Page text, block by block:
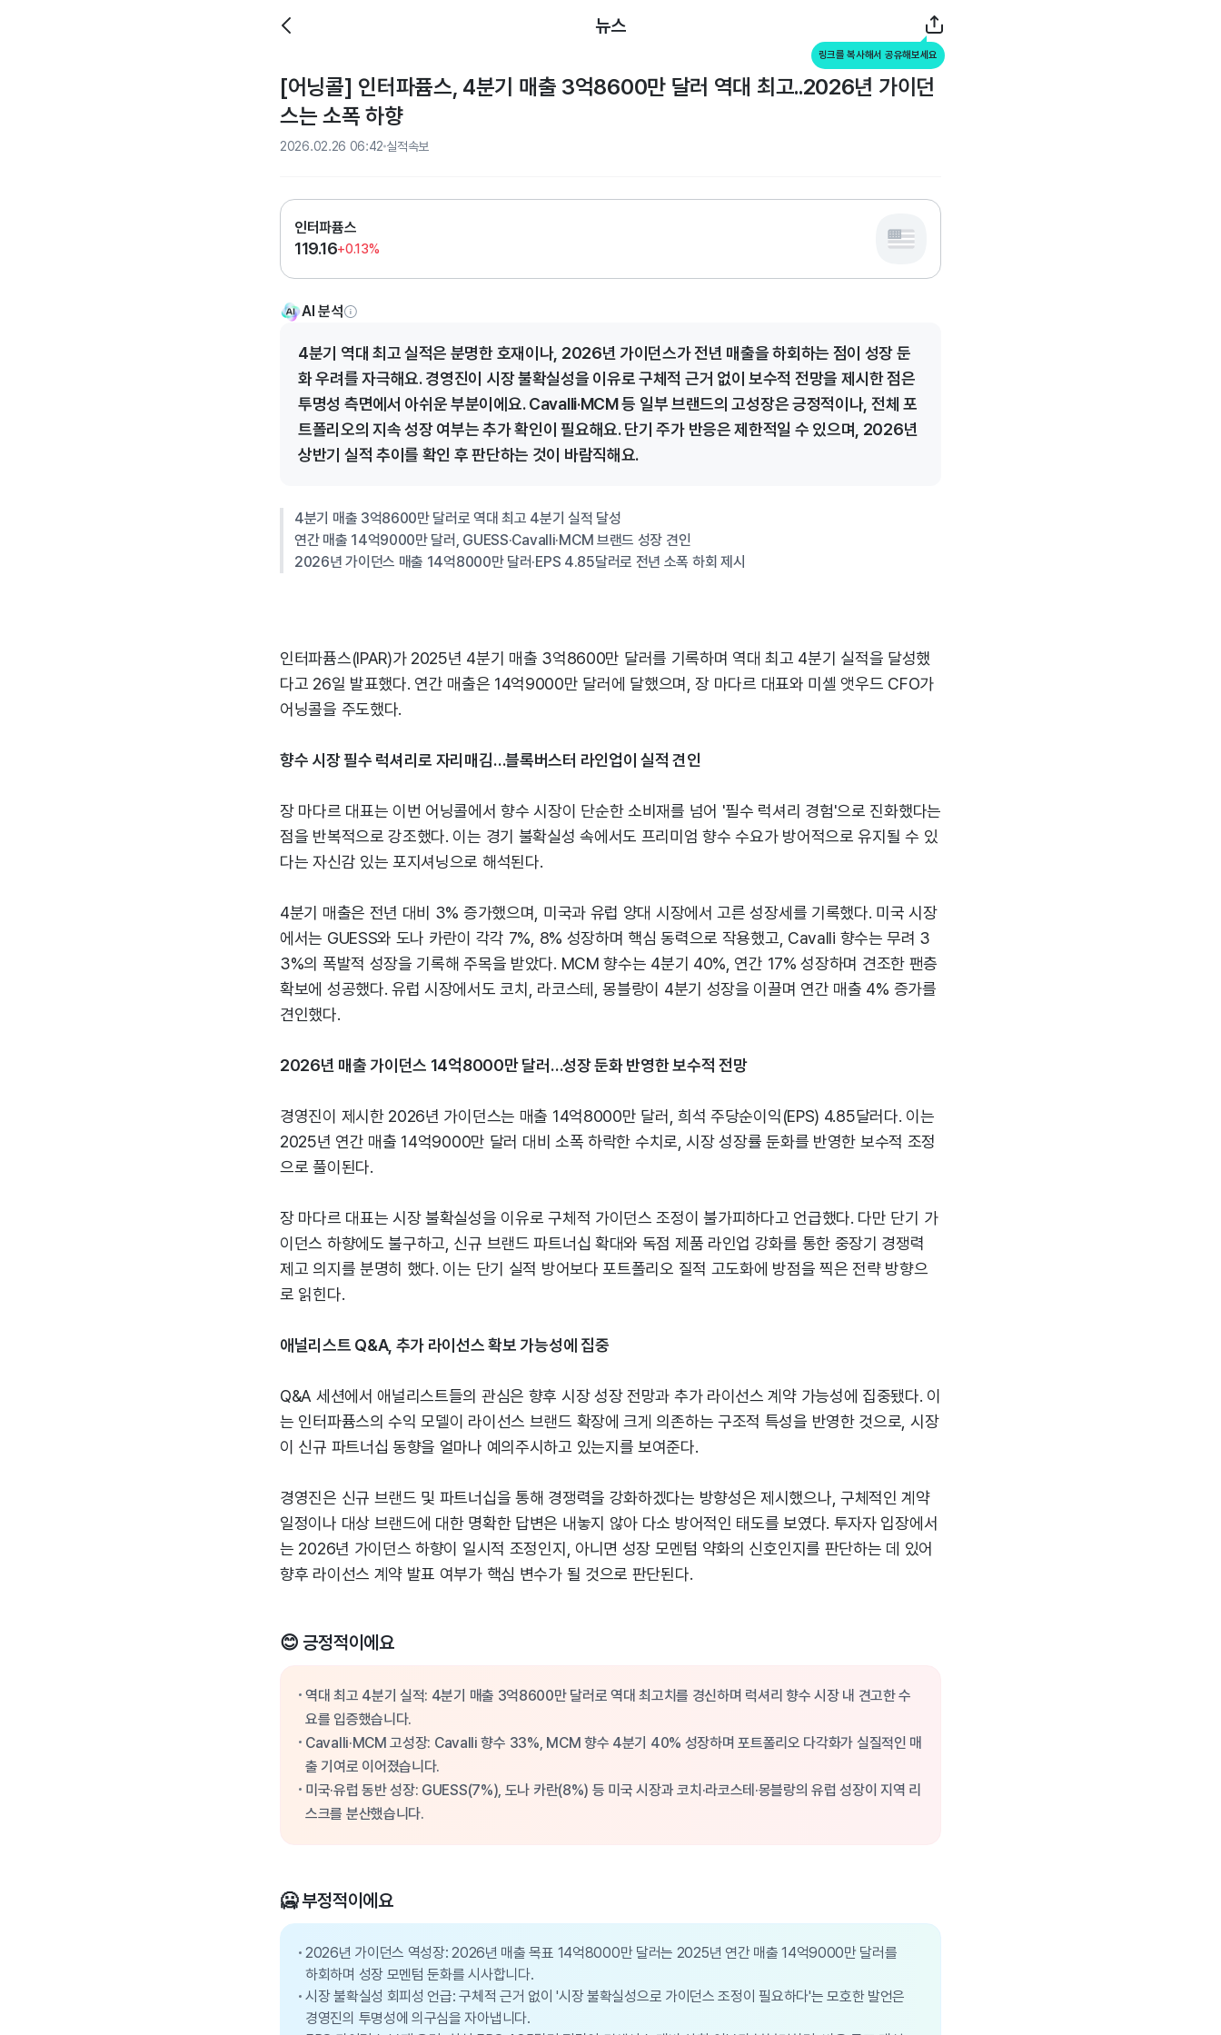
뉴스
링크를 복사해서 공유해보세요
[어닝콜] 인터파퓸스, 4분기 매출 3억8600만 달러 역대 최고..2026년 가이던
스는 소폭 하향
2026.02.26 06:42 실적속보
인터파퓸스
119.16+0.13%
AI 분석
4분기 역대 최고 실적은 분명한 호재이나, 2026년 가이던스가 전년 매출을 하회하는 점이 성장 둔
화 우려를 자극해요. 경영진이 시장 불확실성을 이유로 구체적 근거 없이 보수적 전망을 제시한 점은
투명성 측면에서 아쉬운 부분이에요. Cavalli·MCM 등 일부 브랜드의 고성장은 긍정적이나, 전체 포
트폴리오의 지속 성장 여부는 추가 확인이 필요해요. 단기 주가 반응은 제한적일 수 있으며, 2026년
상반기 실적 추이를 확인 후 판단하는 것이 바람직해요.
4분기 매출 3억8600만 달러로 역대 최고 4분기 실적 달성
연간 매출 14억9000만 달러, GUESS·Cavalli·MCM 브랜드 성장 견인
2026년 가이던스 매출 14억8000만 달러·EPS 4.85달러로 전년 소폭 하회 제시
인터파퓸스(IPAR)가 2025년 4분기 매출 3억8600만 달러를 기록하며 역대 최고 4분기 실적을 달성했
다고 26일 발표했다. 연간 매출은 14억9000만 달러에 달했으며, 장 마다르 대표와 미셸 앳우드 CFO가
어닝콜을 주도했다.
향수 시장 필수 럭셔리로 자리매김…블록버스터 라인업이 실적 견인
장 마다르 대표는 이번 어닝콜에서 향수 시장이 단순한 소비재를 넘어 '필수 럭셔리 경험'으로 진화했다는
점을 반복적으로 강조했다. 이는 경기 불확실성 속에서도 프리미엄 향수 수요가 방어적으로 유지될 수 있
다는 자신감 있는 포지셔닝으로 해석된다.
4분기 매출은 전년 대비 3% 증가했으며, 미국과 유럽 양대 시장에서 고른 성장세를 기록했다. 미국 시장
에서는 GUESS와 도나 카란이 각각 7%, 8% 성장하며 핵심 동력으로 작용했고, Cavalli 향수는 무려 3
3%의 폭발적 성장을 기록해 주목을 받았다. MCM 향수는 4분기 40%, 연간 17% 성장하며 견조한 팬층
확보에 성공했다. 유럽 시장에서도 코치, 라코스테, 몽블랑이 4분기 성장을 이끌며 연간 매출 4% 증가를
견인했다.
2026년 매출 가이던스 14억8000만 달러…성장 둔화 반영한 보수적 전망
경영진이 제시한 2026년 가이던스는 매출 14억8000만 달러, 희석 주당순이익(EPS) 4.85달러다. 이는
2025년 연간 매출 14억9000만 달러 대비 소폭 하락한 수치로, 시장 성장률 둔화를 반영한 보수적 조정
으로 풀이된다.
장 마다르 대표는 시장 불확실성을 이유로 구체적 가이던스 조정이 불가피하다고 언급했다. 다만 단기 가
이던스 하향에도 불구하고, 신규 브랜드 파트너십 확대와 독점 제품 라인업 강화를 통한 중장기 경쟁력
제고 의지를 분명히 했다. 이는 단기 실적 방어보다 포트폴리오 질적 고도화에 방점을 찍은 전략 방향으
로 읽힌다.
애널리스트 Q&A, 추가 라이선스 확보 가능성에 집중
Q&A 세션에서 애널리스트들의 관심은 향후 시장 성장 전망과 추가 라이선스 계약 가능성에 집중됐다. 이
는 인터파퓸스의 수익 모델이 라이선스 브랜드 확장에 크게 의존하는 구조적 특성을 반영한 것으로, 시장
이 신규 파트너십 동향을 얼마나 예의주시하고 있는지를 보여준다.
경영진은 신규 브랜드 및 파트너십을 통해 경쟁력을 강화하겠다는 방향성은 제시했으나, 구체적인 계약
일정이나 대상 브랜드에 대한 명확한 답변은 내놓지 않아 다소 방어적인 태도를 보였다. 투자자 입장에서
는 2026년 가이던스 하향이 일시적 조정인지, 아니면 성장 모멘텀 약화의 신호인지를 판단하는 데 있어
향후 라이선스 계약 발표 여부가 핵심 변수가 될 것으로 판단된다.
😊 긍정적이에요
역대 최고 4분기 실적: 4분기 매출 3억8600만 달러로 역대 최고치를 경신하며 럭셔리 향수 시장 내 견고한 수
요를 입증했습니다.
Cavalli·MCM 고성장: Cavalli 향수 33%, MCM 향수 4분기 40% 성장하며 포트폴리오 다각화가 실질적인 매
출 기여로 이어졌습니다.
미국·유럽 동반 성장: GUESS(7%), 도나 카란(8%) 등 미국 시장과 코치·라코스테·몽블랑의 유럽 성장이 지역 리
스크를 분산했습니다.
🥶 부정적이에요
2026년 가이던스 역성장: 2026년 매출 목표 14억8000만 달러는 2025년 연간 매출 14억9000만 달러를
하회하며 성장 모멘텀 둔화를 시사합니다.
시장 불확실성 회피성 언급: 구체적 근거 없이 '시장 불확실성으로 가이던스 조정이 필요하다'는 모호한 발언은
경영진의 투명성에 의구심을 자아냅니다.